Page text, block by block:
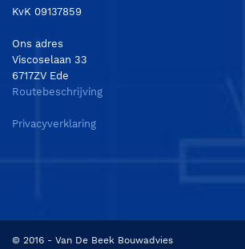
KvK 09137859
Ons adres
Viscoselaan 33
6717ZV Ede
Routebeschrijving
Privacyverklaring
© 2016 - Van De Beek Bouwadvies